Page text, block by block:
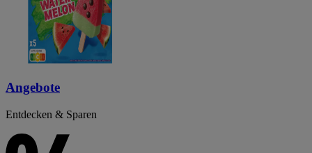
Angebote
Entdecken & Sparen